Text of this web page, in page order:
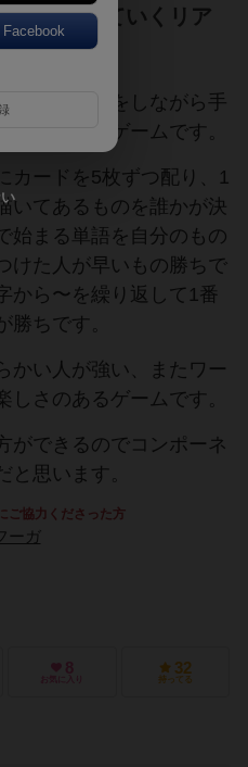
絵を出していくリア
てしりとりをしながら手
ムしりとりゲームです。
カードを5枚ずつ配り、1
いてあるものを誰かが決
始まる単語を自分のもの
けた人が早いもの勝ちで
から〜を繰り返して1番
勝ちです。
かい人が強い、またワー
しさのあるゲームです。
ができるのでコンポーネ
と思います。
ご協力くださった方
ーガ
8
お気に入り
32
持ってる
Facebook